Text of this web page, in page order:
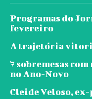
Programas do
fevereiro
A trajetória
7 sobremesas
no Ano-Novo
Cleide Veloso,